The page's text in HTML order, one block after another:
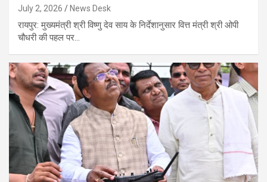
July 2, 2026 News Desk
रायपुर: मुख्यमंत्री श्री विष्णु देव साय के निर्देशानुसार वित्त मंत्री श्री ओपी
चौधरी की पहल पर…